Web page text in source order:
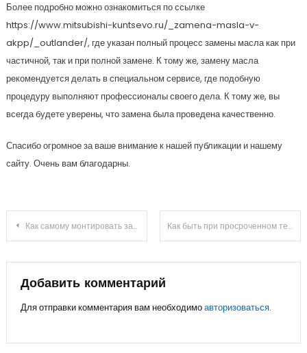
Более подробно можно ознакомиться по ссылке
https://www.mitsubishi-kuntsevo.ru/_zamena-masla-v-
akpp/_outlander/, где указан полный процесс замены масла как при
частичной, так и при полной замене. К тому же, замену масла
рекомендуется делать в специальном сервисе, где подобную
процедуру выполняют профессионалы своего дела. К тому же, вы
всегда будете уверены, что замена была проведена качественно.
Спасибо огромное за ваше внимание к нашей публикации и нашему
сайту. Очень вам благодарны.
Навигация
записям
Как самому монтировать защиту КПП Как быть при просроченном техосмотре
Добавить комментарий
Для отправки комментария вам необходимоавторизоваться.